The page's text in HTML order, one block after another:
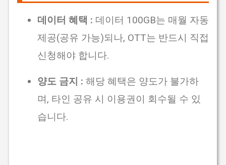
데이터 혜택 : 데이터 100GB는 매월 자동
제공(공유 가능)되나, OTT는 반드시 직접
신청해야 합니다.
양도 금지 : 해당 혜택은 양도가 불가하
며, 타인 공유 시 이용권이 회수될 수 있
습니다.